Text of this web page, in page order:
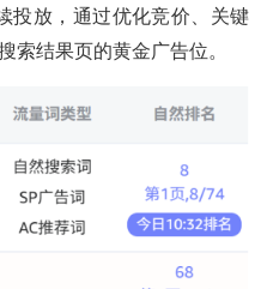
投放，通过优化竞价、关键
索结果页的黄金广告位。